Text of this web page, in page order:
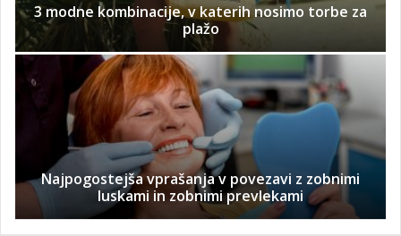
3 modne kombinacije, v katerih nosimo torbe za
plažo
Najpogostejša vprašanja v povezavi z zobnimi
luskami in zobnimi prevlekami